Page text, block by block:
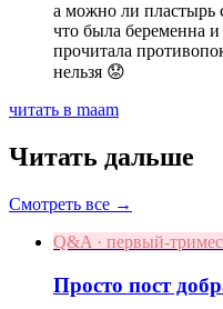
а можно ли пластырь
что была беременна
прочитала
нельзя 😟
читать в maam
Читать дальше
Смотреть все →
Q&A · первый-
Просто пост